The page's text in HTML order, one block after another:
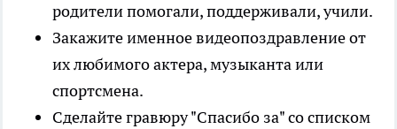
родители помогали, поддерживали, учили.
Закажите именное видеопоздравление от
их любимого актера, музыканта или
спортсмена.
Сделайте гравюру "Спасибо за" со списком